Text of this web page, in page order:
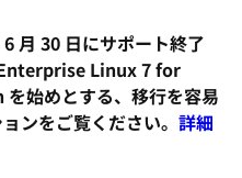
月 30 日にサポート終了
Linux 7 for
始めとする、移行を容易
ンをご覧ください。 詳細